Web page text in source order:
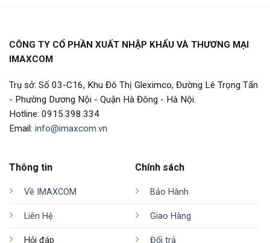
CÔNG TY CỔ PHẦN XUẤT NHẬP KHẨU VÀ THƯƠNG MẠI
IMAXCOM
Trụ sở: Số 03-C16, Khu Đô Thị Gleximco, Đường Lê Trọng Tấn
- Phường Dương Nội - Quận Hà Đông - Hà Nội.
Hotline: 0915.398.334
Email: info@imaxcom.vn
Thông tin
Về IMAXCOM
Liên Hệ
Hỏi đáp
Chính sách
Bảo Hành
Giao Hàng
Đổi trả